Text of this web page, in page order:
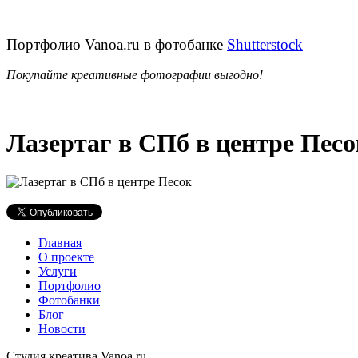
Портфолио Vanoa.ru в фотобанке Shutterstock
Покупайте креативные фотографии выгодно!
Лазертаг в СПб в центре
Главная
О проекте
Услуги
Портфолио
Фотобанки
Блог
Новости